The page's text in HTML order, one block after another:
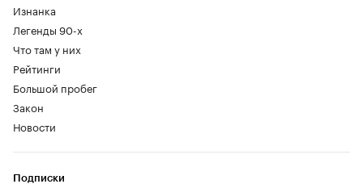
Изнанка
Легенды 90-х
Что там у них
Рейтинги
Большой пробег
Закон
Новости
Подписки